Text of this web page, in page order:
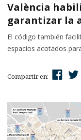
València
garantizar la
El código también
espacios acotados
Compartir en: